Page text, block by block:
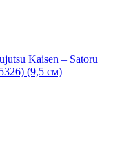
Kaisen – Satoru
(9,5 см)